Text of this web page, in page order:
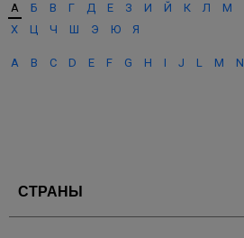
А Б В Г Д Е З И Й К Л М
Х
Ц Ч Ш Э Ю Я
A B C D E F G H I J L M N
СТРАНЫ